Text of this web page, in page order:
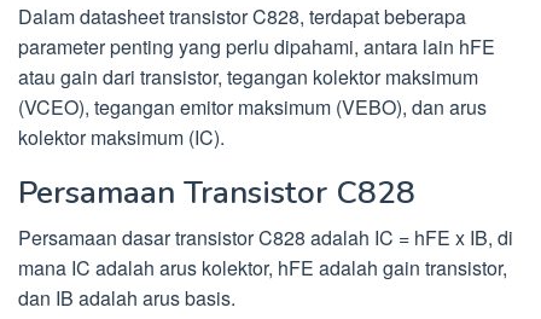
Dalam datasheet transistor C828, terdapat beberapa
parameter penting yang perlu dipahami, antara lain hFE
atau gain dari transistor, tegangan kolektor maksimum
(VCEO), tegangan emitor maksimum (VEBO), dan arus
kolektor maksimum (IC).
Persamaan Transistor C828
Persamaan dasar transistor C828 adalah IC = hFE x IB, di
mana IC adalah arus kolektor, hFE adalah gain transistor,
dan IB adalah arus basis.